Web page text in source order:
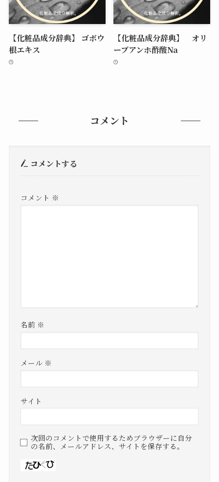
【化粧品成分辞典】 ゴボウ
根エキス
【化粧品成分辞典】 オリ
ーブアンホ酢酸Na
コメント
コメントする
コメント ※
名前 ※
メール ※
サイト
次回のコメントで使用するためブラウザーに自分
の名前、メールアドレス、サイトを保存する。